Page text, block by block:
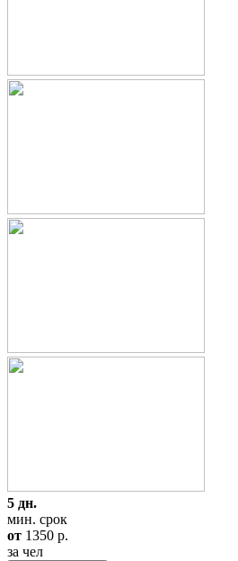
5 дн.
мин. срок
от 1350 p.
за чел